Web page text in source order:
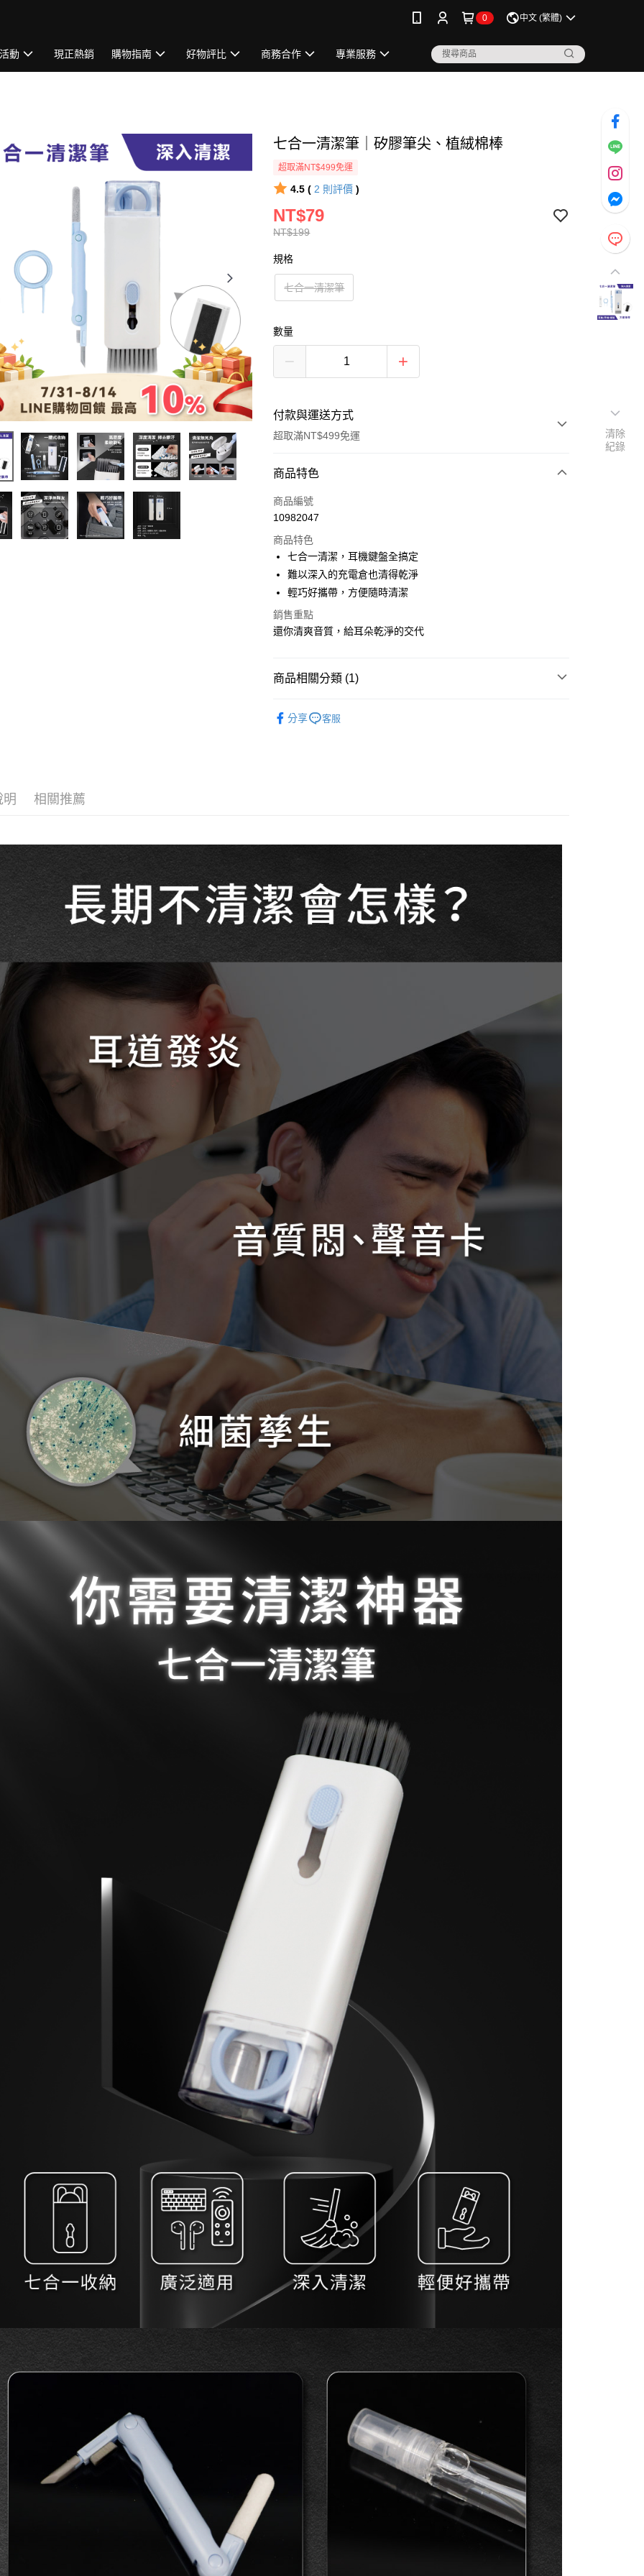
0 中文 (繁體)
動 現正熱銷 購物指南 好物評比 商務合作 專業服務
七合一清潔筆｜矽膠筆尖、植絨棉棒
超取滿NT$499免運
4.5 ( 2 則評價 )
NT$199
NT$79
規格
七合一清潔筆
數量
付款與運送方式
超取滿NT$499免運
付款方式
信用卡一次付款
LINE Pay
Apple Pay
悠遊付
ATM付款
付款後萊爾富取貨
每筆NT$60，滿NT$598(含以上)免運費
7-11取貨付款
每筆NT$60，滿NT$598(含以上)免運費
每筆NT$60，滿NT$800(含以上)免運費
每筆NT$100
商品特色
商品編號
10982047
商品特色
七合一清潔，耳機鍵盤全搞定
難以深入的充電倉也清得乾淨
輕巧好攜帶，方便隨時清潔
銷售重點
還你清爽音質，給耳朵乾淨的交代
商品相關分類 (1)
分享
客服
明 相關推薦
清除
紀錄